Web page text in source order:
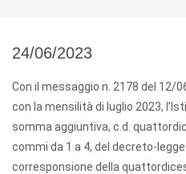
24/06/2023
Con il messaggio n. 2178 del 12/
con la mensilità di luglio 2023,
somma aggiuntiva, c.d.
commi da 1 a 4, del decreto-legge
corresponsione della